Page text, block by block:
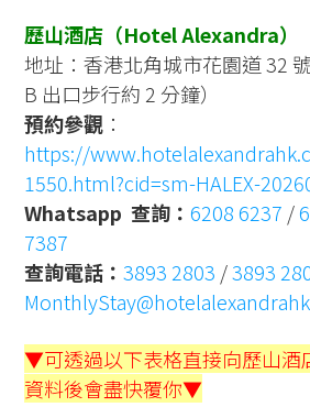
歷山酒店（Hotel Alexandra）
地址：香港北角城市花園道 32
B 出口步行約 2 分鐘）
預約參觀 ：
https://
1550.html?cid=sm-HALEX-
Whatsapp 查詢：6208 6237 /
7387
查詢電話：3893 2803 /3893
▼可透過以下表格直接向歷山酒
資料後會盡快覆你▼